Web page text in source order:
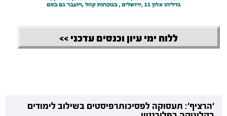
ללוח ימי עיון וכנסים עדכני >>
'הרציף': תעסוקה לפסיכותרפיסטים בשילוב לימודים